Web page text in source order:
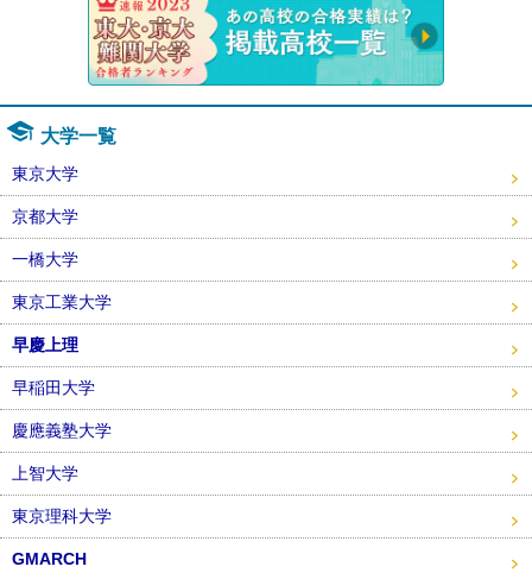
大学一覧
東京大学
京都大学
一橋大学
東京工業大学
早慶上理
早稲田大学
慶應義塾大学
上智大学
東京理科大学
GMARCH